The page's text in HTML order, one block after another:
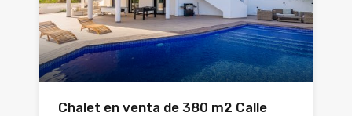
Chalet en venta de 380 m2 Calle